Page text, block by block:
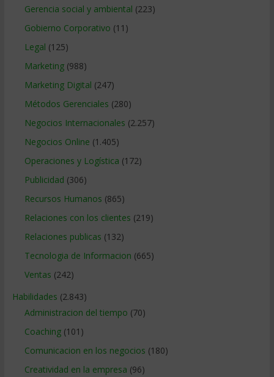
Gerencia social y ambiental (223)
Gobierno Corporativo (11)
Legal (125)
Marketing(988)
Marketing Digital (247)
Métodos Gerenciales (280)
Negocios Internacionales (2.257)
Negocios Online (1.405)
Operaciones y Logística (172)
Publicidad (306)
Recursos Humanos (865)
Relaciones con los clientes (219)
Relaciones publicas (132)
Tecnologia de Informacion (665)
Ventas (242)
Habilidades (2.843)
Administracion del tiempo (70)
Coaching(101)
Comunicacion en los negocios (180)
Creatividad en la empresa (96)